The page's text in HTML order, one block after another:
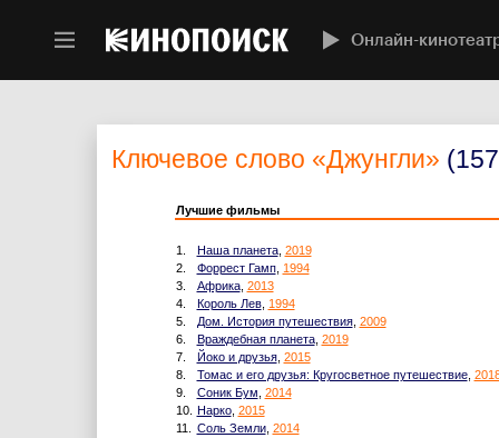
Онлайн-
Ключевое слово «Джунгли»
Лучшие фильмы
1. Наша планета, 2019
2.
Форрест Гамп, 1994
3.
Африка, 2013
4.
Король Лев, 1994
5.
Дом. История путешествия, 2009
6.
Враждебная планета, 2019
7.
Йоко и друзья, 2015
8.
Томас и его друзья: Кругосветное путешествие,
9.
Соник Бум 2014
10. Нарко, 2015
11.
Соль Земли, 2014